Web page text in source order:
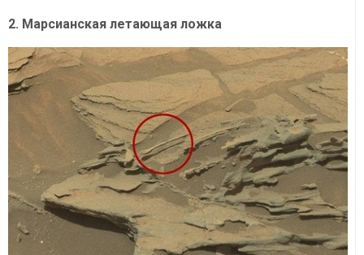
2. Марсианская летающая ложка